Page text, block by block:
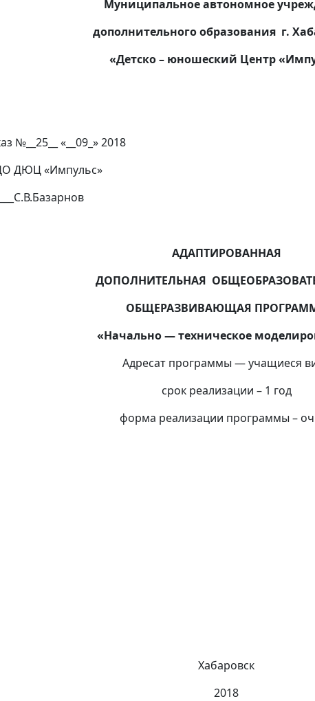
Муниципальное автономное
дополнительного образования г.
«Детско – юношеский Центр
25 __ «__ 09_ » 2018
ДЮЦ «Импульс»
АДАПТИРОВАННАЯ
ДОПОЛНИТЕЛЬНАЯ
ОБЩЕРАЗВИВАЮЩАЯ
«Начально — техническое
Адресат программы — учащиеся
срок реализации – 1 год
форма реализации программы –
Хабаровск
2018